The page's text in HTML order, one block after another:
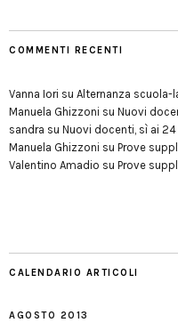
COMMENTI RECENTI
Vanna Iori su Alternanza
Manuela Ghizzoni su Nuovi
sandra su Nuovi docenti, sì ai
Manuela Ghizzoni su Prove
Valentino Amadio su Prove
CALENDARIO ARTICOLI
AGOSTO 2013